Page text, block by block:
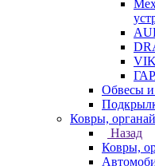
Обвесы и
Ковры,
Назад
Ковры,